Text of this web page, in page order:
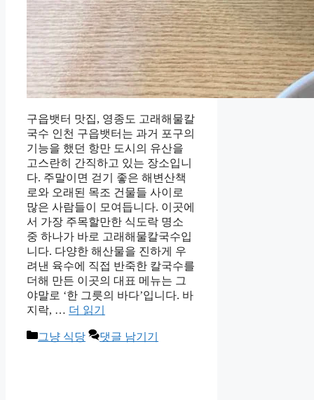
구읍뱃터 맛집, 영종도 고래해물칼
국수 인천 구읍뱃터는 과거 포구의
기능을 했던 항만 도시의 유산을
고스란히 간직하고 있는 장소입니
다. 주말이면 걷기 좋은 해변산책
로와 오래된 목조 건물들 사이로
많은 사람들이 모여듭니다. 이곳에
서 가장 주목할만한 식도락 명소
중 하나가 바로 고래해물칼국수입
니다. 다양한 해산물을 진하게 우
려낸 육수에 직접 반죽한 칼국수를
더해 만든 이곳의 대표 메뉴는 그
야말로 ‘한 그릇의 바다’입니다. 바
지락, … 더 읽기
카
그냥 식당 댓글 남기기